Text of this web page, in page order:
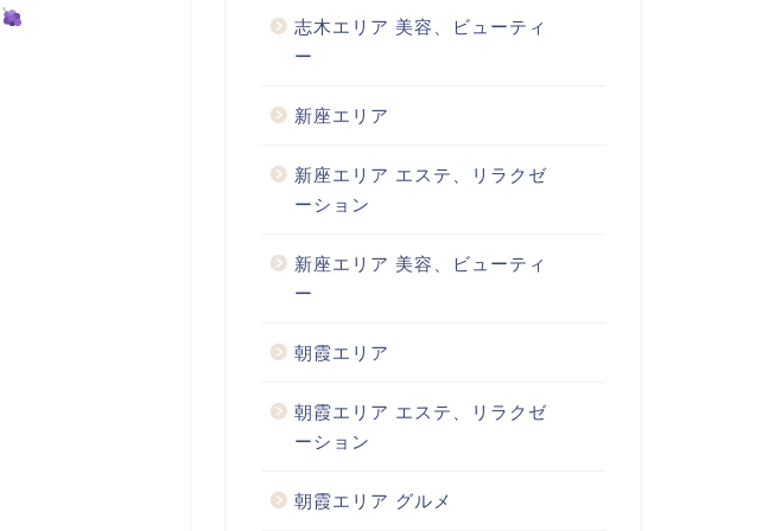
志木エリア 美容、ビューティ
ー
新座エリア
新座エリア エステ、リラクゼ
ーション
新座エリア 美容、ビューティ
ー
朝霞エリア
朝霞エリア エステ、リラクゼ
ーション
朝霞エリア グルメ